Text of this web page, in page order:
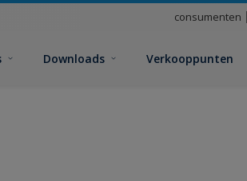
consumenten
Downloads Verkooppunten